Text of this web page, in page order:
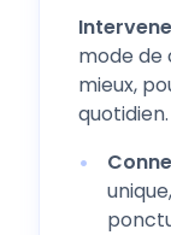
mode de
mieux,
quotidien.